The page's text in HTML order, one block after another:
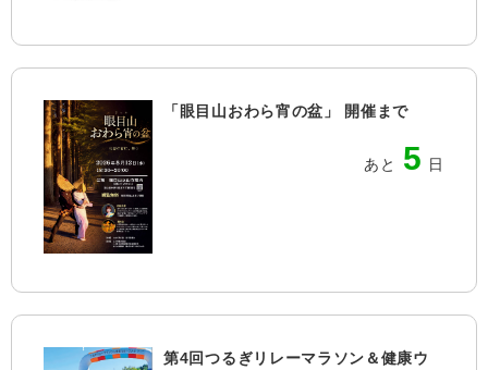
「眼目山おわら宵の盆」 開催まで
あと 5 日
第4回つるぎリレーマラソン＆健康ウ